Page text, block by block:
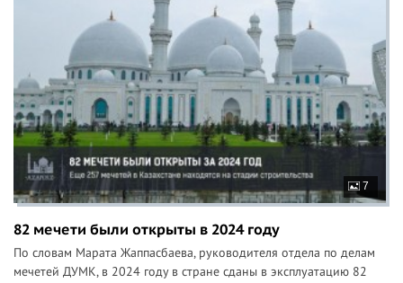
7
82 мечети были открыты в 2024 году
По словам Марата Жаппасбаева, руководителя отдела по делам
мечетей ДУМК, в 2024 году в стране сданы в эксплуатацию 82